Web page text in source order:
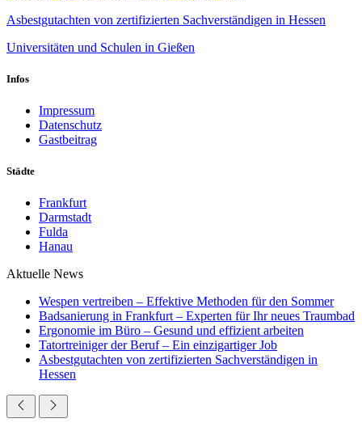
Asbestgutachten von zertifizierten Sachverständigen in Hessen
Universitäten und Schulen in Gießen
Infos
Impressum
Datenschutz
Gastbeitrag
Städte
Frankfurt
Darmstadt
Fulda
Hanau
Aktuelle News
Wespen vertreiben – Effektive Methoden für den Sommer
Badsanierung in Frankfurt – Experten für Ihr neues Traumbad
Ergonomie im Büro – Gesund und effizient arbeiten
Tatortreiniger der Beruf – Ein einzigartiger Job
Asbestgutachten von zertifizierten Sachverständigen in
Hessen